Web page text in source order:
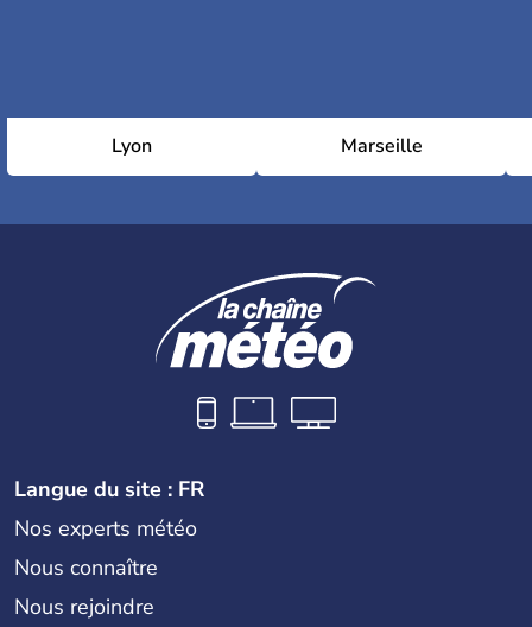
Lyon Marseille
Langue du site : FR
Nos experts météo
Nous connaître
Nous rejoindre